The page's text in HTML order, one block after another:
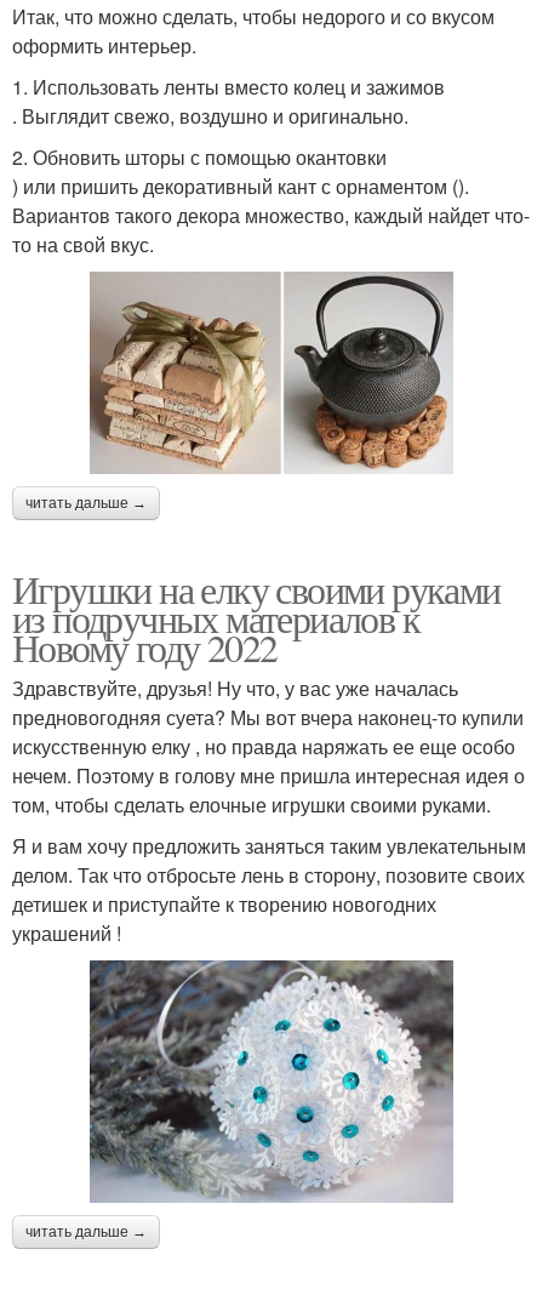
Итак, что можно сделать, чтобы недорого и со вкусом
оформить интерьер.
1. Использовать ленты вместо колец и зажимов
. Выглядит свежо, воздушно и оригинально.
2. Обновить шторы с помощью окантовки
) или пришить декоративный кант с орнаментом ().
Вариантов такого декора множество, каждый найдет что-
то на свой вкус.
читать дальше →
Игрушки на елку своими руками
из подручных материалов к
Новому году 2022
Здравствуйте, друзья! Ну что, у вас уже началась
предновогодняя суета? Мы вот вчера наконец-то купили
искусственную елку , но правда наряжать ее еще особо
нечем. Поэтому в голову мне пришла интересная идея о
том, чтобы сделать елочные игрушки своими руками.
Я и вам хочу предложить заняться таким увлекательным
делом. Так что отбросьте лень в сторону, позовите своих
детишек и приступайте к творению новогодних
украшений !
читать дальше →